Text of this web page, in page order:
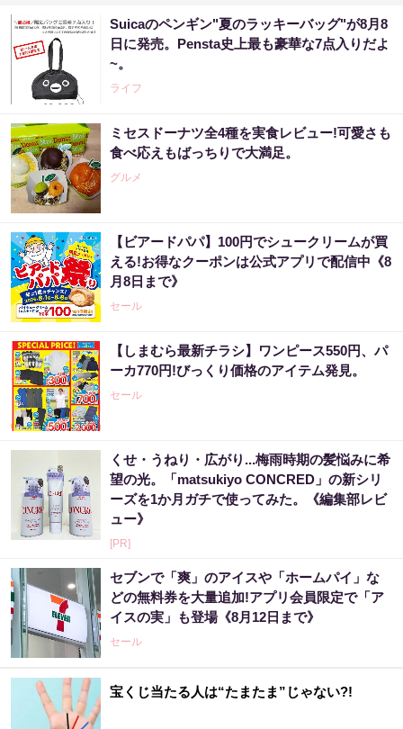
Suicaのペンギン"夏のラッキーバッグ"が8月8
日に発売。Pensta史上最も豪華な7点入りだよ
~。
ライフ
ミセスドーナツ全4種を実食レビュー!可愛さも
食べ応えもばっちりで大満足。
グルメ
【ビアードパパ】100円でシュークリームが買
える!お得なクーポンは公式アプリで配信中《8
月8日まで》
セール
【しまむら最新チラシ】ワンピース550円、パ
ーカ770円!びっくり価格のアイテム発見。
セール
くせ・うねり・広がり...梅雨時期の髪悩みに希
望の光。「matsukiyo CONCRED」の新シリ
ーズを1か月ガチで使ってみた。《編集部レビ
ュー》
[PR]
セブンで「爽」のアイスや「ホームパイ」な
どの無料券を大量追加!アプリ会員限定で「ア
イスの実」も登場《8月12日まで》
セール
宝くじ当たる人は“たまたま”じゃない?!